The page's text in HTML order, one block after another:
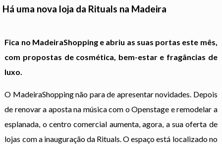
Há uma nova loja da Rituals na Madeira
Fica no MadeiraShopping e abriu as suas portas este mês,
com propostas de cosmética, bem-estar e fragâncias de
luxo.
O MadeiraShopping não para de apresentar novidades. Depois
de renovar a aposta na música com o Openstage e remodelar a
esplanada, o centro comercial aumenta, agora, a sua oferta de
lojas com a inauguração da Rituals. O espaço está localizado no